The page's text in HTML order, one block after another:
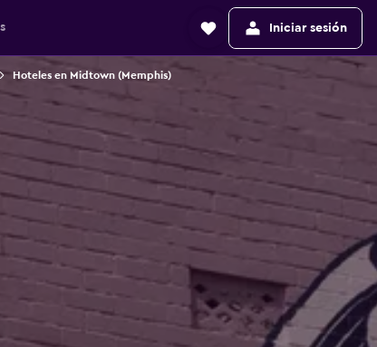
Iniciar sesión
Hoteles en Midtown (Memphis)